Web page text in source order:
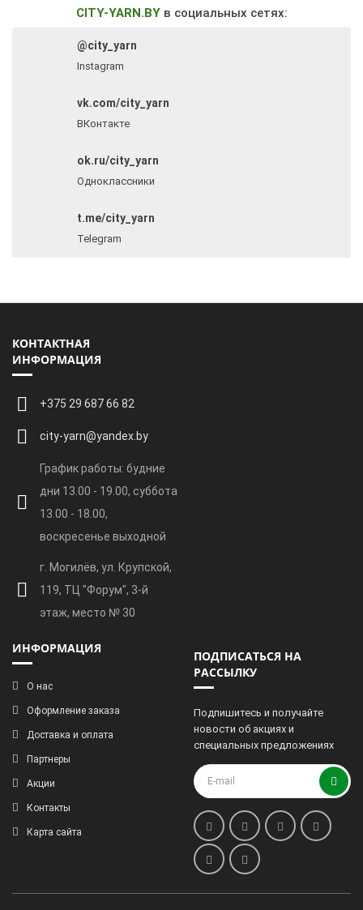
CITY-YARN.BY в социальных сетях:
@city_yarn
Instagram
vk.com/city_yarn
ВКонтакте
ok.ru/city_yarn
Одноклассники
t.me/city_yarn
Telegram
КОНТАКТНАЯ
ИНФОРМАЦИЯ
+375 29 687 66 82
city-yarn@yandex.by
График работы: будние
дни 13.00 - 19.00, суббота
13.00 - 18.00,
воскресенье выходной
г. Могилёв, ул. Крупской,
119, ТЦ "Форум", 3-й
этаж, место № 30
ИНФОРМАЦИЯ
О нас
Оформление заказа
Доставка и оплата
Партнеры
Акции
Контакты
Карта сайта
ПОДПИСАТЬСЯ НА
РАССЫЛКУ
Подпишитесь и получайте
новости об акциях и
специальных предложениях